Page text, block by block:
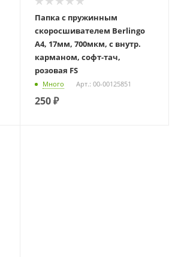
Папка с пружинным
скоросшивателем Berlingo
А4, 17мм, 700мкм, с внутр.
карманом, софт-тач,
розовая FS
Много Арт.: 00-00125851
250₽